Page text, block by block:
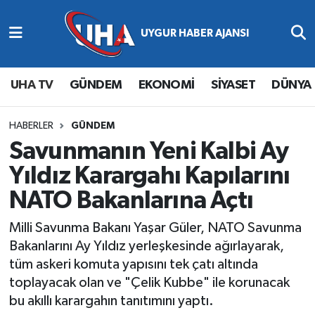
UHA TV GÜNDEM EKONOMİ SİYASET DÜNYA
HABERLER GÜNDEM
Savunmanın Yeni Kalbi Ay
Yıldız Karargahı Kapılarını
NATO Bakanlarına Açtı
Milli Savunma Bakanı Yaşar Güler, NATO Savunma
Bakanlarını Ay Yıldız yerleşkesinde ağırlayarak,
tüm askeri komuta yapısını tek çatı altında
toplayacak olan ve "Çelik Kubbe" ile korunacak
bu akıllı karargahın tanıtımını yaptı.
Abone Ol
Gündem
Ekonomi
Magazin
Siyaset
Spor
Yaşam
Nöbetçi Eczaneler
Hava Durumu
Namaz Vakitleri
Trafik Durumu
Süper Lig Puan Durumu ve Fikstür
Tüm Manşetler
Son Dakika Haberleri
Haber Arşivi